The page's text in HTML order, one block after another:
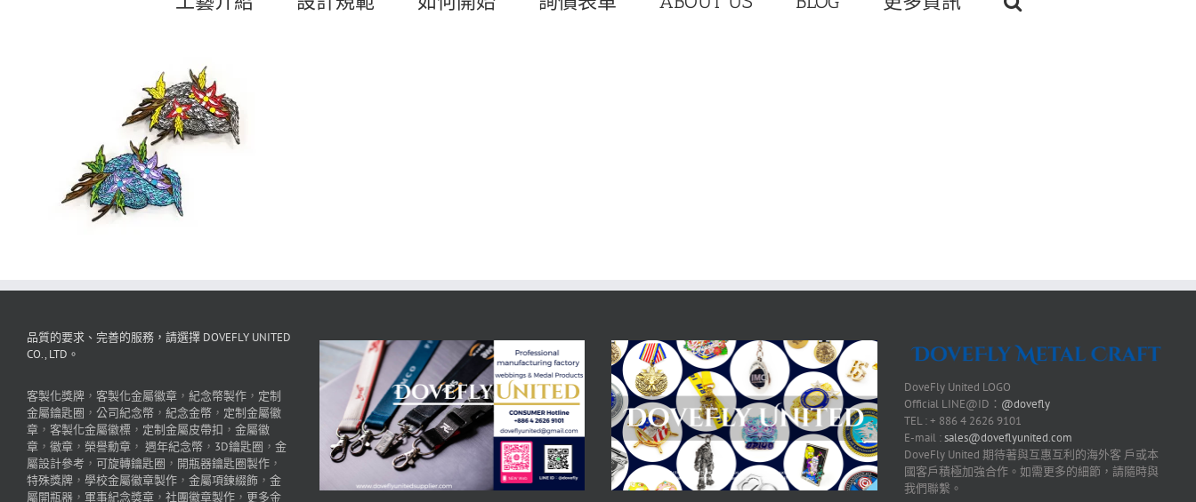
品質的要求、完善的服務，請選擇 DOVEFLY UNITED
CO., LTD。
客製化獎牌 ， 客製化金屬徽章 ， 紀念幣製作 ， 定制
金屬鑰匙圈 ， 公司紀念幣 ， 紀念金幣 ， 定制金屬徽
章 ， 客製化金屬徽標 ， 定制金屬皮帶扣 ， 金屬徽
章 ， 徽章 ， 榮譽勳章 ， 週年紀念幣 ， 3D鑰匙圈 ， 金
屬設計參考 ， 可旋轉鑰匙圈 ， 開瓶器鑰匙圈製作 ，
特殊獎牌 ， 學校金屬徽章製作 ， 金屬項鍊綴飾 ， 金
屬開瓶器 ， 軍事紀念獎章 ， 社團徽章製作 ， 更多金
DoveFly United LOGO
Official LINE@ID： @dovefly
TEL : + 886 4 2626 9101
E-mail :sales@doveflyunited.com
DoveFly United 期待著與互惠互利的海外客 戶或本
國客戶積極加強合作。如需更多的細節，請隨時與
我們聯繫。